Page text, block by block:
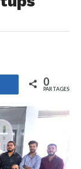
Partagez 0
PARTAGES